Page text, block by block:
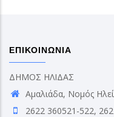
ΕΠΙΚΟΙΝΩΝΙΑ
ΔΗΜΟΣ ΗΛΙΔΑΣ
Αμαλιάδα, Νομός
2622 360521-522,